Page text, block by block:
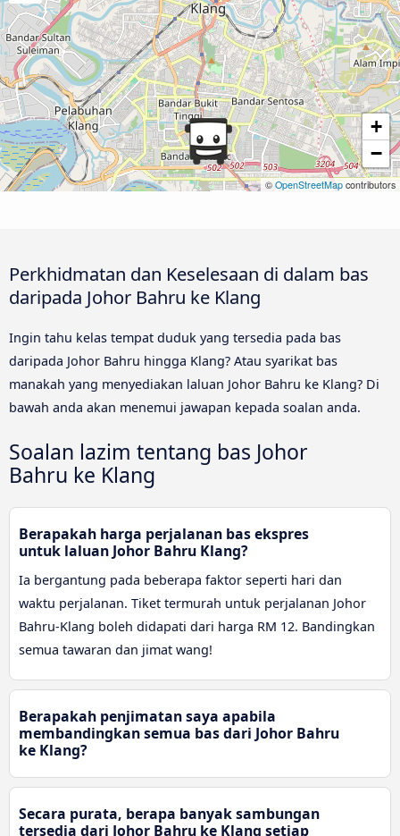
+
−
© OpenStreetMap contributors
Perkhidmatan dan Keselesaan di dalam bas
daripada Johor Bahru ke Klang
Ingin tahu kelas tempat duduk yang tersedia pada bas
daripada Johor Bahru hingga Klang? Atau syarikat bas
manakah yang menyediakan laluan Johor Bahru ke Klang? Di
bawah anda akan menemui jawapan kepada soalan anda.
Soalan lazim tentang bas Johor
Bahru ke Klang
Berapakah harga perjalanan bas ekspres
untuk laluan Johor Bahru Klang?
Ia bergantung pada beberapa faktor seperti hari dan
waktu perjalanan. Tiket termurah untuk perjalanan Johor
Bahru-Klang boleh didapati dari harga RM 12. Bandingkan
semua tawaran dan jimat wang!
Berapakah penjimatan saya apabila
membandingkan semua bas dari Johor Bahru
ke Klang?
Secara purata, berapa banyak sambungan
tersedia dari Johor Bahru ke Klang setiap